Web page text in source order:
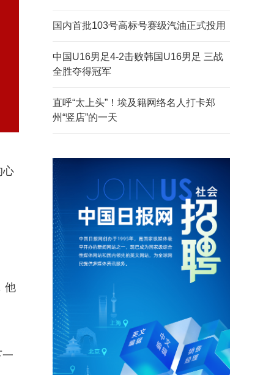
心
他
国内首批103号高标号赛级汽油正式投用
中国U16男足4-2击败韩国U16男足 三战
全胜夺得冠军
直呼“太上头”！埃及籍网络名人打卡郑
州“竖店”的一天